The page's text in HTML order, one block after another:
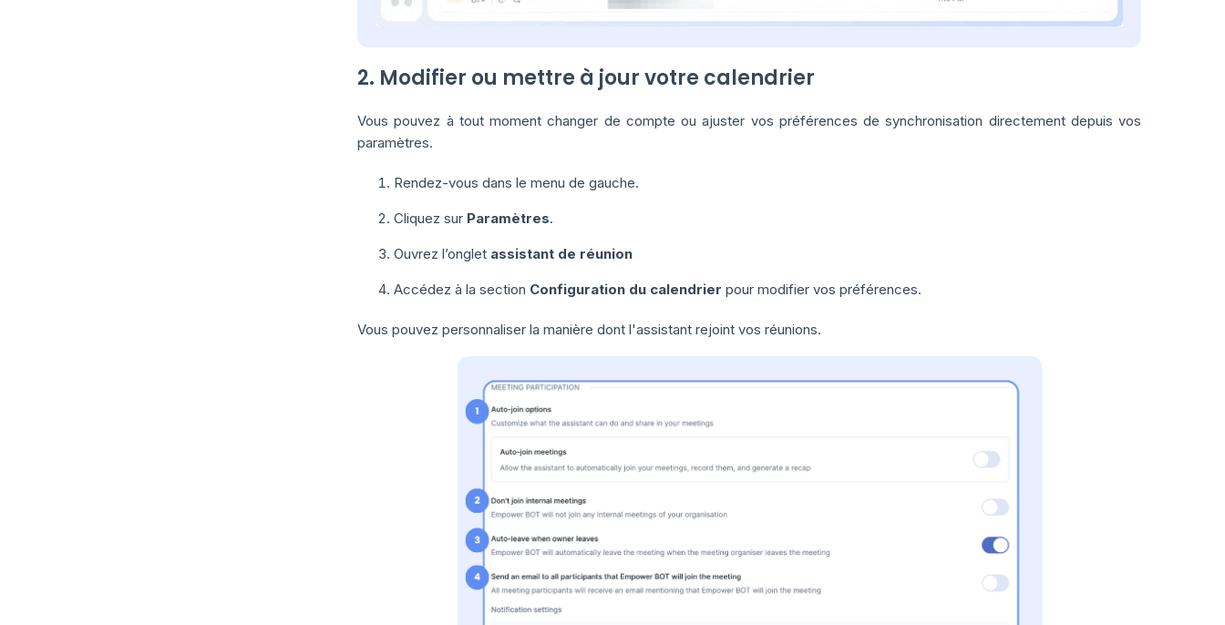
2. Modifier ou mettre à jour votre calendrier
Vous pouvez à tout moment changer de compte ou ajuster vos préférences de synchronisation directement depuis vos
paramètres.
Rendez-vous dans le menu de gauche.
Cliquez sur Paramètres.
Ouvrez l’onglet assistant de réunion
Accédez à la section Configuration du calendrier pour modifier vos préférences.
Vous pouvez personnaliser la manière dont l'assistant rejoint vos réunions.